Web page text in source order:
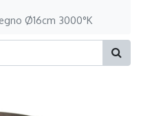
Ø16cm 3000°K